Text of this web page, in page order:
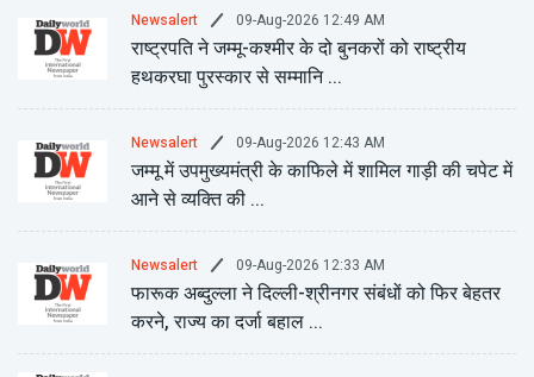
Newsalert 09-Aug-2026 12:49 AM
राष्ट्रपति ने जम्मू-कश्मीर के दो बुनकरों को राष्ट्रीय
हथकरघा पुरस्कार से सम्मानि ...
Newsalert 09-Aug-2026 12:43 AM
जम्मू में उपमुख्यमंत्री के काफिले में शामिल गाड़ी की चपेट में
आने से व्यक्ति की ...
Newsalert 09-Aug-2026 12:33 AM
फारूक अब्दुल्ला ने दिल्ली-श्रीनगर संबंधों को फिर बेहतर
करने, राज्य का दर्जा बहाल ...